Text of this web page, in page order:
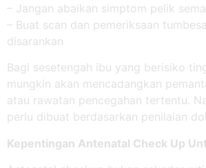
– Jangan abaikan simptom pelik
– Buat scan dan pemeriksaan
disarankan
Bagi sesetengah ibu yang berisiko
mungkin akan mencadangkan
atau rawatan pencegahan tertentu.
perlu dibuat berdasarkan penilaian
Kepentingan Antenatal Check Up